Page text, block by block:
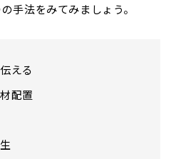
手法をみてみましょう。
える
配置